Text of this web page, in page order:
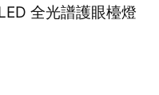
全光譜護眼檯燈